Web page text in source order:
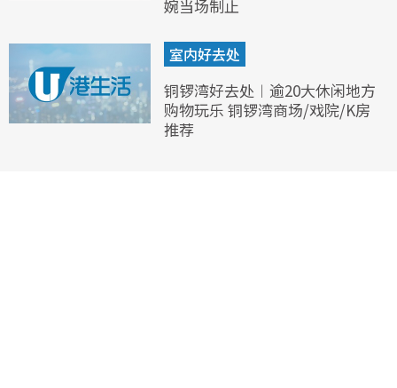
婉当场制止
室内好去处
铜锣湾好去处︱逾20大休闲地方
购物玩乐 铜锣湾商场/戏院/K房
推荐